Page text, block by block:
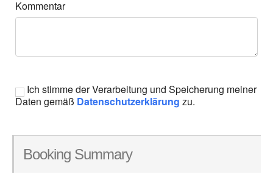
Kommentar
Ich stimme der Verarbeitung und Speicherung meiner
Daten gemäß Datenschutzerklärung zu.
Booking Summary